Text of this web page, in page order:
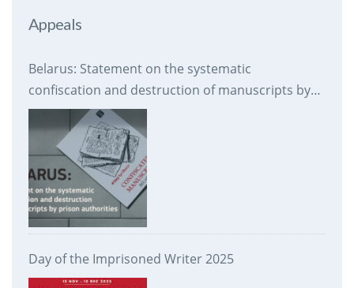
Appeals
Belarus: Statement on the systematic
confiscation and destruction of manuscripts by
prison authorities
Day of the Imprisoned Writer 2025